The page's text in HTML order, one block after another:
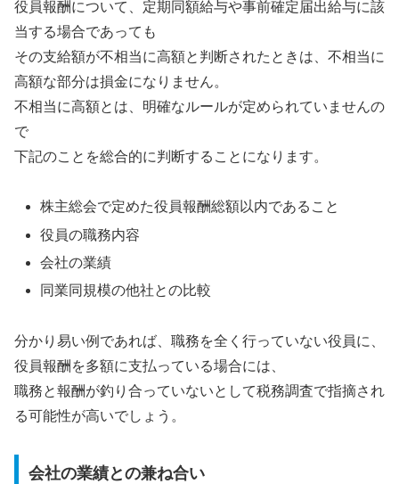
役員報酬について、定期同額給与や事前確定届出給与に該
当する場合であっても
その支給額が不相当に高額と判断されたときは、不相当に
高額な部分は損金になりません。
不相当に高額とは、明確なルールが定められていませんの
で
下記のことを総合的に判断することになります。
株主総会で定めた役員報酬総額以内であること
役員の職務内容
会社の業績
同業同規模の他社との比較
分かり易い例であれば、職務を全く行っていない役員に、
役員報酬を多額に支払っている場合には、
職務と報酬が釣り合っていないとして税務調査で指摘され
る可能性が高いでしょう。
会社の業績との兼ね合い